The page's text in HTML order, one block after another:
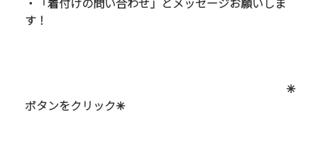
す！
✳︎
ボタンをクリック✳︎